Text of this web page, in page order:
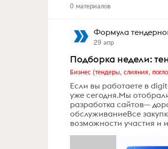
0 материалов
Формула
29 апр
Подборка недели:
Бизнес (тендеры, слияния,
Если вы работаете в
уже сегодня.Мы
разработка сайтов—
обслуживаниеВсе
возможности участия и